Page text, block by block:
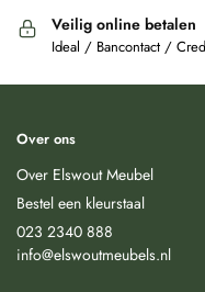
Veilig online betalen
Ideal / Bancontact /
Over ons
Over Elswout Meubel
Bestel een kleurstaal
023 2340 888
info@elswoutmeubels.nl